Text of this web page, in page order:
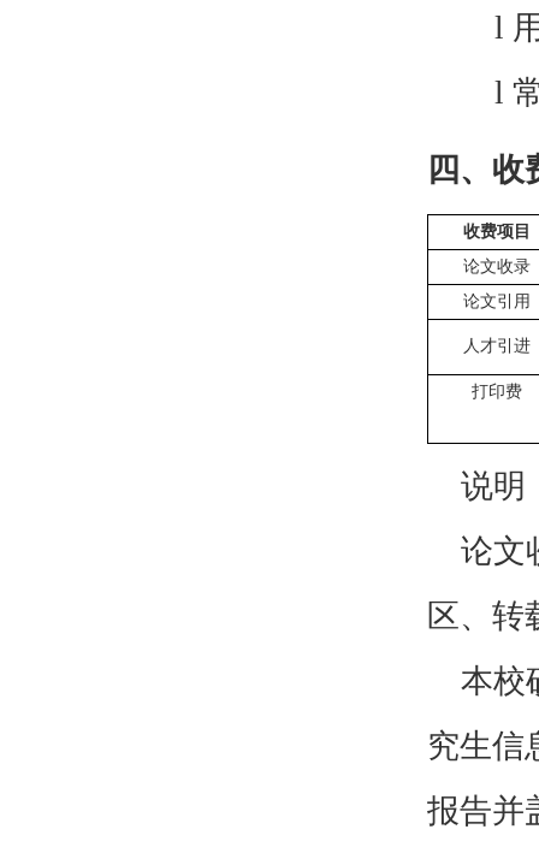
l
l
四、收
收费项目
论文收录
论文引用
人才引进
打印费
说明
论文
区、转
本校
究生信
报告并